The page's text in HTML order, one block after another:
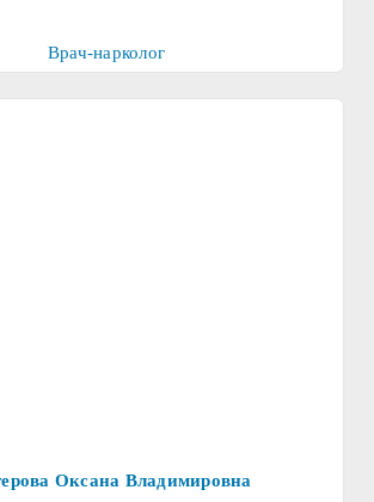
Врач-нарколог
Оксана Владимировна